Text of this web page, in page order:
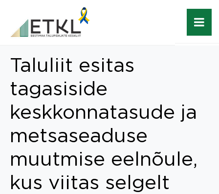
Taluliit esitas
tagasiside
keskkonnatasude ja
metsaseaduse
muutmise eelnõule,
kus viitas selgelt